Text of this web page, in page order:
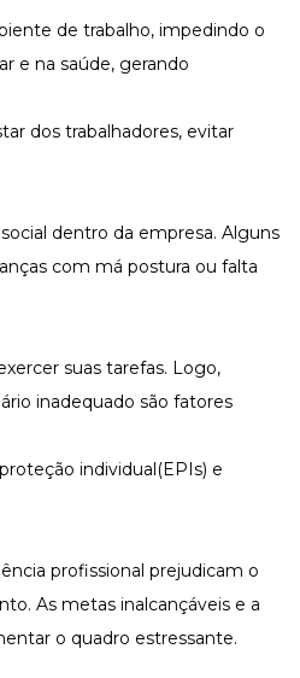
de trabalho, impedindo o
e na saúde, gerando
dos trabalhadores, evitar
dentro da empresa. Alguns
com má postura ou falta
suas tarefas. Logo,
inadequado são fatores
individual(EPIs) e
profissional prejudicam o
As metas inalcançáveis e a
o quadro estressante.